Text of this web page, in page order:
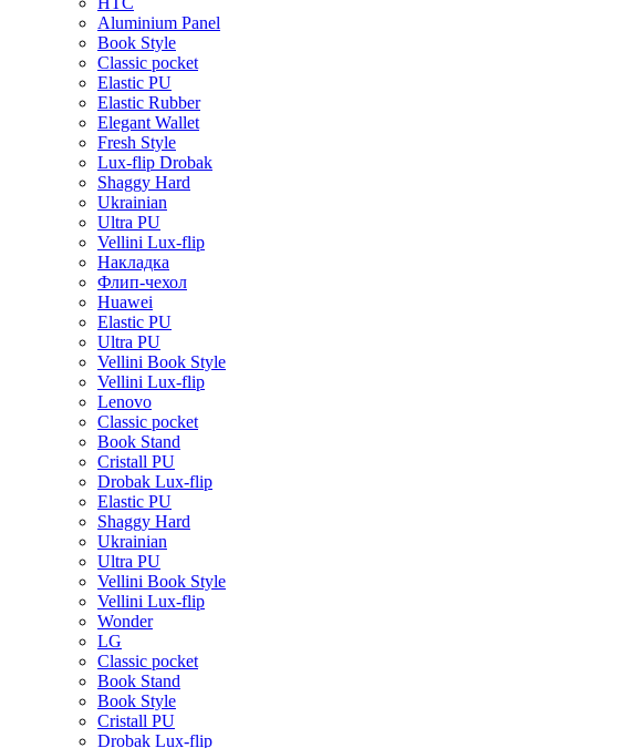
Aluminium Panel
Book Style
Classic pocket
Elastic PU
Elastic Rubber
Elegant Wallet
Fresh Style
Lux-flip Drobak
Shaggy Hard
Ukrainian
Ultra PU
Vellini Lux-flip
Накладка
Флип-чехол
Huawei
Elastic PU
Ultra PU
Vellini Book Style
Vellini Lux-flip
Lenovo
Classic pocket
Book Stand
Cristall PU
Drobak Lux-flip
Elastic PU
Shaggy Hard
Ukrainian
Ultra PU
Vellini Book Style
Vellini Lux-flip
Wonder
LG
Classic pocket
Book Stand
Book Style
Cristall PU
Drobak Lux-flip